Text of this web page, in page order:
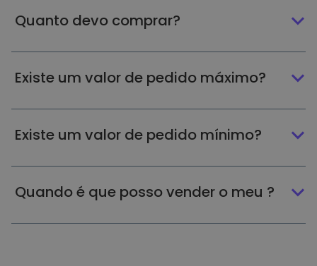
Quanto devo comprar?
Existe um valor de pedido máximo?
Existe um valor de pedido mínimo?
Quando é que posso vender o meu ?